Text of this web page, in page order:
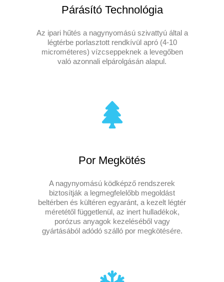
Párásító Technológia
Az ipari hűtés a nagynyomású szivattyú által a
légtérbe porlasztott rendkívül apró (4-10
microméteres) vízcseppeknek a levegőben
való azonnali elpárolgásán alapul.
Por Megkötés
A nagynyomású ködképző rendszerek
biztosítják a legmegfelelőbb megoldást
beltérben és kültéren egyaránt, a kezelt légtér
méretétől függetlenül, az inert hulladékok,
porózus anyagok kezeléséből vagy
gyártásából adódó szálló por megkötésére.